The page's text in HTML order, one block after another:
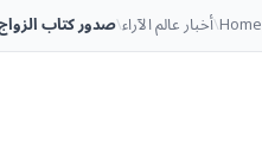
Home
\أخبار عالم الآراء\صدور كتاب